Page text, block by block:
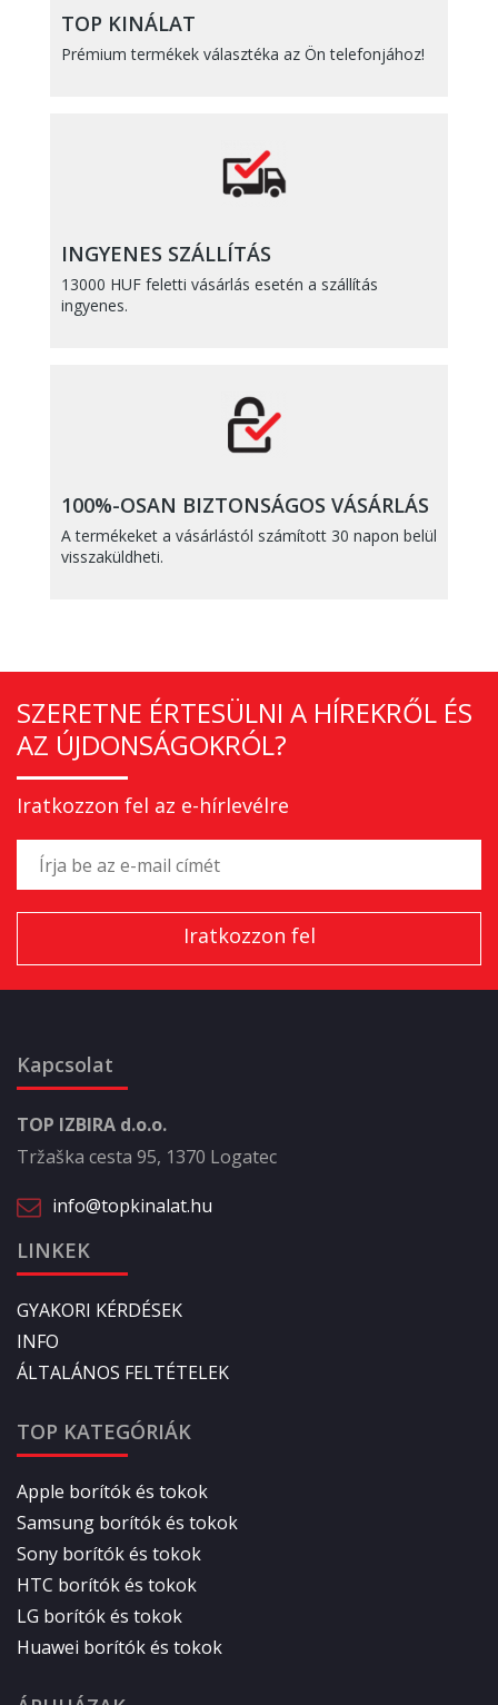
TOP KINÁLAT
Prémium termékek választéka az Ön telefonjához!
INGYENES SZÁLLÍTÁS
13000 HUF feletti vásárlás esetén a szállítás
ingyenes.
100%-OSAN BIZTONSÁGOS VÁSÁRLÁS
A termékeket a vásárlástól számított 30 napon belül
visszaküldheti.
SZERETNE ÉRTESÜLNI A HÍREKRŐL ÉS
AZ ÚJDONSÁGOKRÓL?
Iratkozzon fel az e-hírlevélre
Kapcsolat
TOP IZBIRA d.o.o.
Tržaška cesta 95, 1370 Logatec
info@topkinalat.hu
LINKEK
GYAKORI KÉRDÉSEK
INFO
ÁLTALÁNOS FELTÉTELEK
TOP KATEGÓRIÁK
Apple borítók és tokok
Samsung borítók és tokok
Sony borítók és tokok
HTC borítók és tokok
LG borítók és tokok
Huawei borítók és tokok